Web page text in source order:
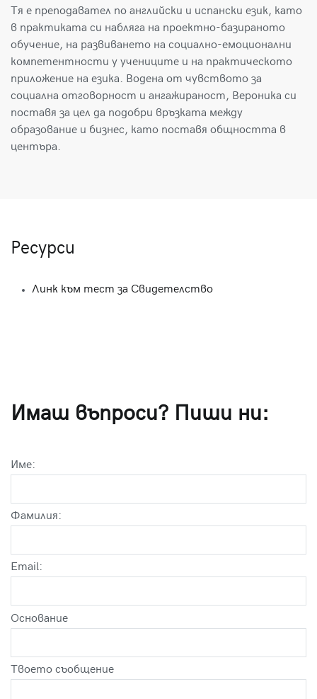
Тя е преподавател по английски и испански език, като
в практиката си набляга на проектно-базираното
обучение, на развиването на социално-емоционални
компетентности у учениците и на практическото
приложение на езика. Водена от чувството за
социална отговорност и ангажираност, Вероника си
поставя за цел да подобри връзката между
образование и бизнес, като поставя общността в
центъра.
Ресурси
Линк към тест за Свидетелство
Имаш въпроси? Пиши ни:
Име:
Фамилия:
Email:
Оснoвание
Твоето съобщение